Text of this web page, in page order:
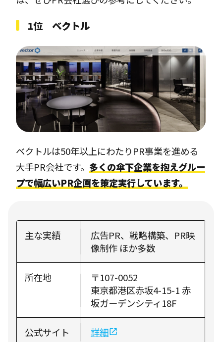
1位 ベクトル
ベクトルは50年以上にわたりPR事業を進める
大手PR会社です。多くの傘下企業を抱えグルー
プで幅広いPR企画を策定実行しています。
主な実績
広告PR、戦略構築、PR映
像制作 ほか多数
所在地
〒107-0052
東京都港区赤坂4-15-1 赤
坂ガーデンシティ18F
公式サイト 詳細